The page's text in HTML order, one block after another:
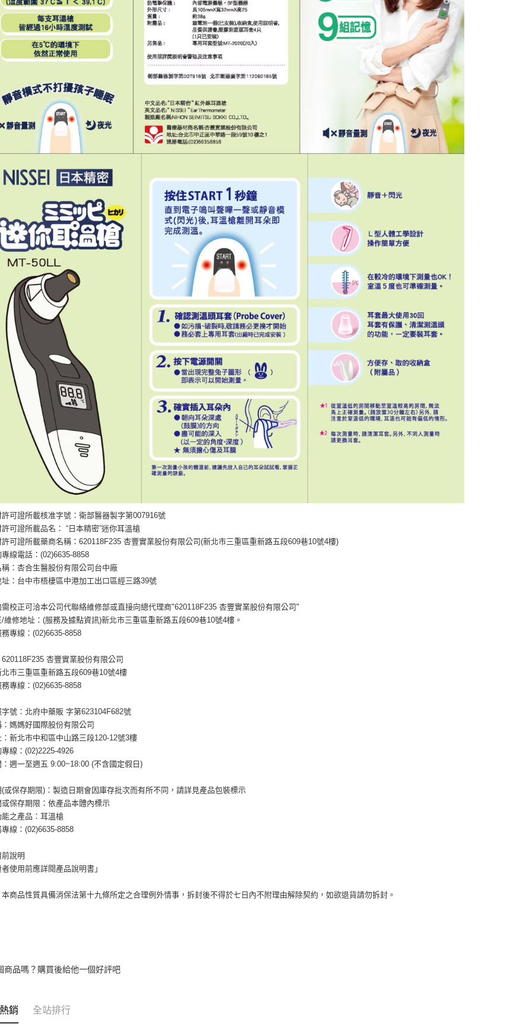
３．未成年的使用者請事先徵得法定代理人或監護人之同意方可使用
「AFTEE先享後付」，若未經同意申辦者引起之損失，本公司不負相關責
任。
４．使用「AFTEE先享後付」時，將依據個別帳號之用戶狀況，依本公司
即時審查核予不同之上限額度；若仍有額度不足之情形，本公司將視審查
５．嚴禁一人註冊多個帳號或使用他人資訊註冊。若發現惡意使用之情
形，恩沛科技股份有限公司將有權停止該用戶之使用額度並採取法律行
可證所載核准字號：衛部醫器製字第007916號
可證所載品名： “日本精密”迷你耳溫槍
可證所載藥商名稱：620118F235 杏豐實業股份有限公司(新北市三重區重新路五段609巷10號4樓)
線電話：(02)6635-8858
：杏合生醫股份有限公司台中廠
：台中市梧棲區中港加工出口區經三路39號
校正可洽本公司代聯絡維修部或直接向總代理商"620118F235 杏豐實業股份有限公司"
維修地址：(服務及據點資訊)新北市三重區重新路五段609巷10號4樓。
專線：(02)6635-8858
杏豐實業股份有限公司
市三重區重新路五段609巷10號4樓
專線：(02)6635-8858
號：北府中藥販 字第623104F682號
媽媽好國際股份有限公司
新北市中和區中山路三段120-12號3樓
線：(02)2225-4926
週一至週五 9:00~18:00 (不含國定假日)
或保存期限)：製造日期會因庫存批次而有所不同，請詳見產品包裝標示
保存期限：依產品本體內標示
之產品：耳溫槍
線：(02)6635-8858
說明
使用前應詳閱產品說明書」
商品性質具備消保法第十九條所定之合理例外情事，拆封後不得於七日內不附理由解除契約，如欲退貨請勿拆封。
商品嗎？購買後給他一個好評吧
銷 全站排行